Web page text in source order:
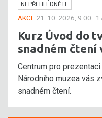
NEPŘEHLÉDNĚTE
AKCE 21. 10. 2026,
Kurz Úvod do
snadném čtení
Centrum pro
Národního muzea vás
snadném čtení.